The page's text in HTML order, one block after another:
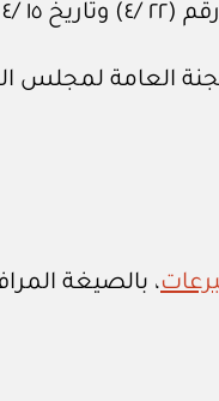
الوزراء رقم (٤٣٤)
، بالصيغة